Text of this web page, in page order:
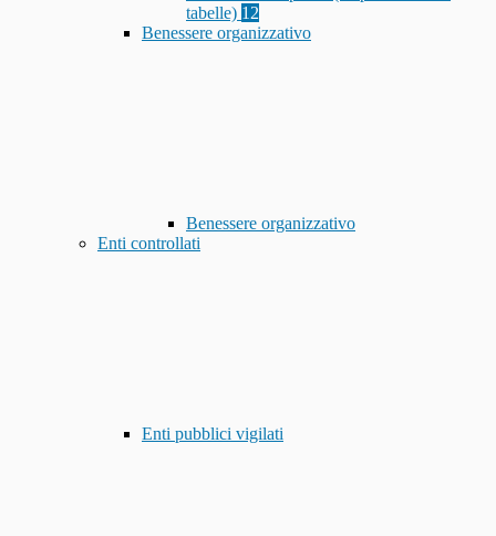
tabelle) 12
Benessere organizzativo
Benessere organizzativo
Enti controllati
Enti pubblici vigilati